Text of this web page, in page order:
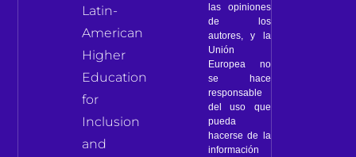
Latin-
American
Higher
Education
for
Inclusion
and
las opiniones
de los
autores, y la
Unión
Europea no
se hace
responsable
del uso que
pueda
hacerse de la
información